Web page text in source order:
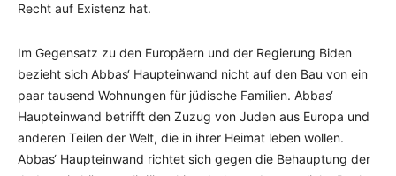
Recht auf Existenz hat.
Im Gegensatz zu den Europäern und der Regierung Biden
bezieht sich Abbas‘ Haupteinwand nicht auf den Bau von ein
paar tausend Wohnungen für jüdische Familien. Abbas‘
Haupteinwand betrifft den Zuzug von Juden aus Europa und
anderen Teilen der Welt, die in ihrer Heimat leben wollen.
Abbas‘ Haupteinwand richtet sich gegen die Behauptung der